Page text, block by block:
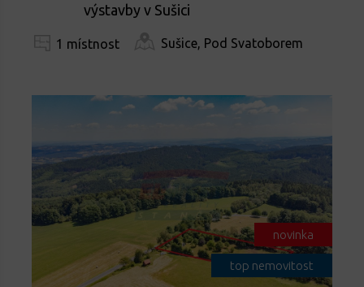
výstavby v Sušici
1 místnost Sušice, Pod Svatoborem
novinka
top nemovitost